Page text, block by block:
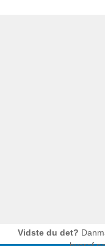
Vidste du det?